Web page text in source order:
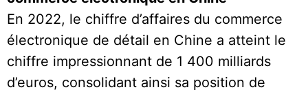
En 2022, le chiffre d’affaires du commerce
électronique de détail en Chine a atteint le
chiffre impressionnant de 1 400 milliards
d’euros, consolidant ainsi sa position de